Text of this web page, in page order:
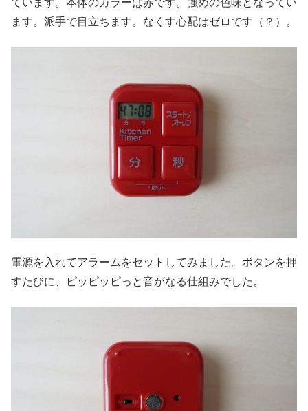
ています。本体のカラーは赤です。強めの色味となってい
ます。派手で目立ちます。なくす心配はゼロです（？）。
電源を入れてアラームをセットしてみました。ボタンを押
すたびに、ピッピッピっと音がなる仕組みでした。